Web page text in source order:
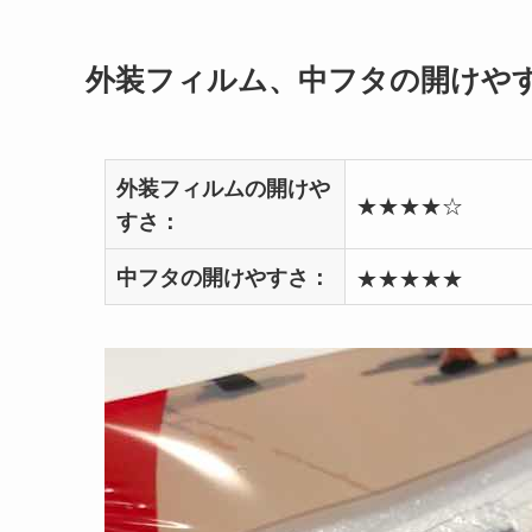
外装フィルム、中フタの開けや
外装フィルムの開けや
すさ：
★★★★☆
中フタの開けやすさ： ★★★★★